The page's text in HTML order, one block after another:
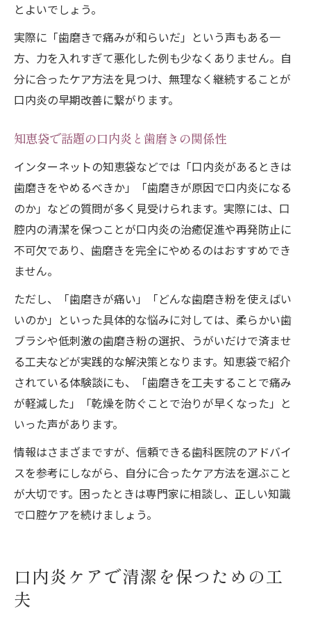
とよいでしょう。
実際に「歯磨きで痛みが和らいだ」という声もある一
方、力を入れすぎて悪化した例も少なくありません。自
分に合ったケア方法を見つけ、無理なく継続することが
口内炎の早期改善に繋がります。
知恵袋で話題の口内炎と歯磨きの関係性
インターネットの知恵袋などでは「口内炎があるときは
歯磨きをやめるべきか」「歯磨きが原因で口内炎になる
のか」などの質問が多く見受けられます。実際には、口
腔内の清潔を保つことが口内炎の治癒促進や再発防止に
不可欠であり、歯磨きを完全にやめるのはおすすめでき
ません。
ただし、「歯磨きが痛い」「どんな歯磨き粉を使えばい
いのか」といった具体的な悩みに対しては、柔らかい歯
ブラシや低刺激の歯磨き粉の選択、うがいだけで済ませ
る工夫などが実践的な解決策となります。知恵袋で紹介
されている体験談にも、「歯磨きを工夫することで痛み
が軽減した」「乾燥を防ぐことで治りが早くなった」と
いった声があります。
情報はさまざまですが、信頼できる歯科医院のアドバイ
スを参考にしながら、自分に合ったケア方法を選ぶこと
が大切です。困ったときは専門家に相談し、正しい知識
で口腔ケアを続けましょう。
口内炎ケアで清潔を保つための工
夫